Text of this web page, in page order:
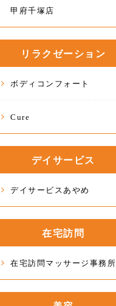
甲府千塚店
リラクゼーション
ボディコンフォート
Cure
デイサービス
デイサービスあやめ
在宅訪問
在宅訪問マッサージ事務所